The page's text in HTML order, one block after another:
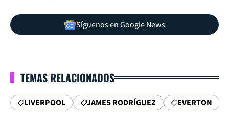
Síguenos en Google News
TEMAS RELACIONADOS
LIVERPOOL JAMES RODRÍGUEZ EVERTON